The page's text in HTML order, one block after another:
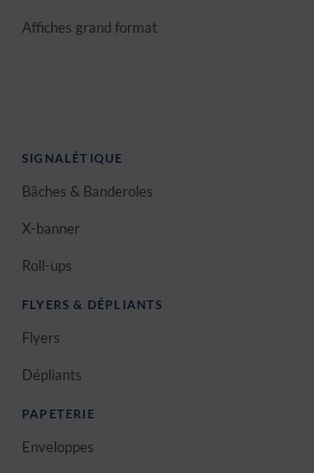
Affiches grand format
SIGNALÉTIQUE
Bâches & Banderoles
X-banner
Roll-ups
FLYERS & DÉPLIANTS
Flyers
Dépliants
PAPETERIE
Enveloppes